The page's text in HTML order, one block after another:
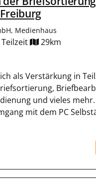
Medienhaus
Teilzeit 29km
als Verstärkung in
und vieles
mit dem PC